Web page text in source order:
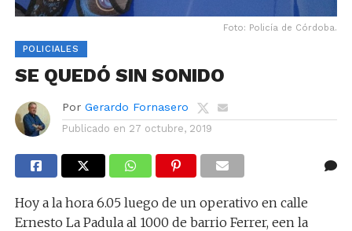
Foto: Policía de Córdoba.
POLICIALES
SE QUEDÓ SIN SONIDO
Por Gerardo Fornasero
Publicado en 27 octubre, 2019
Hoy a la hora 6.05 luego de un operativo en calle
Ernesto La Padula al 1000 de barrio Ferrer, een la